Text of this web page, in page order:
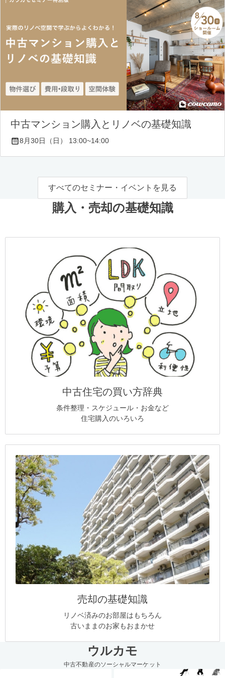
中古マンション購入とリノベの基礎知識
8月30日（日） 13:00~14:00
すべてのセミナー・イベントを見る
購入・売却の基礎知識
中古住宅の買い方辞典
条件整理・スケジュール・お金など
住宅購入のいろいろ
売却の基礎知識
リノベ済みのお部屋はもちろん
古いままのお家もおまかせ
ウルカモ
中古不動産のソーシャルマーケット